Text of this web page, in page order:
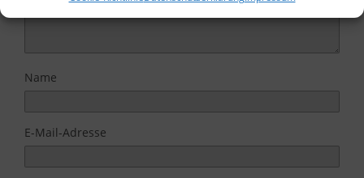
Name
E-Mail-Adresse